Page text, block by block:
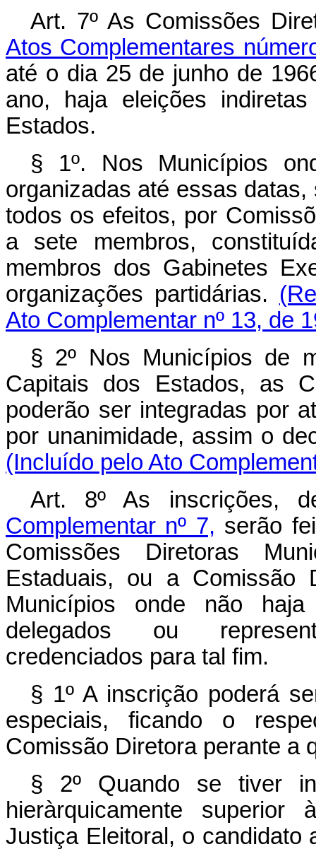
Art. 7º As Comissões
Atos Complementares
até o dia 25 de junho de
ano, haja eleições
Estados.
§ 1º. Nos Municípios
organizadas até essas
todos os efeitos, por
a sete membros,
membros dos Gabinetes
organizações partidárias.
Ato Complementar nº 13, de
§ 2º Nos Municípios de
Capitais dos Estados, as
poderão ser integradas por
por unanimidade, assim o
(Incluído pelo Ato
Art. 8º As inscrições,
Complementar nº 7, serão
Comissões Diretoras
Estaduais, ou a Comissão
Municípios onde não haja
delegados ou
credenciados para tal fim.
§ 1º A inscrição poderá
espe­ciais, ficando o
Comissão Diretora perante a
§ 2º Quando se tiver
hieràrquica­mente
Justiça Eleitoral, o can­didato